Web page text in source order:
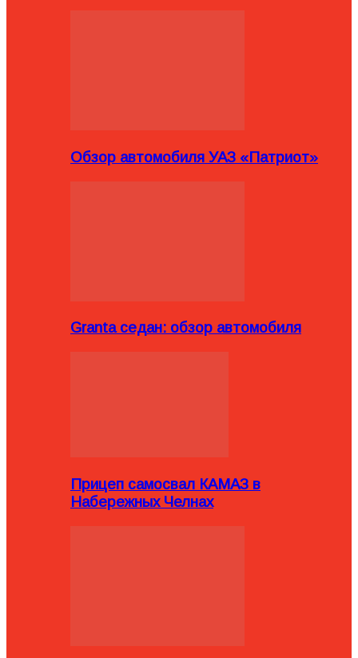
Обзор автомобиля УАЗ «Патриот»
Granta седан: обзор автомобиля
Прицеп самосвал КАМАЗ в
Набережных Челнах